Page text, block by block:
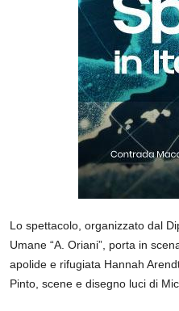
Lo spettacolo, organizzato dal
Umane “A. Oriani”, porta in
apolide e rifugiata Hannah
Pinto, scene e disegno luci di